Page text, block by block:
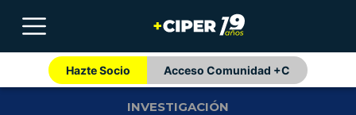
Hazte Socio Acceso Comunidad +C
INVESTIGACIÓN